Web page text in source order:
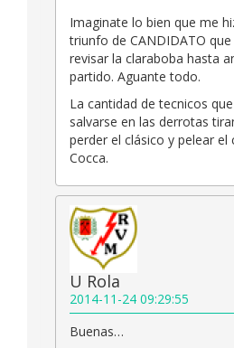
Imaginate lo bien que me
triunfo de CANDIDATO
revisar la claraboba hasta
partido. Aguante todo.
La cantidad de tecnicos
salvarse en las derrotas
perder el clásico y pelear el
Cocca.
U Rola
2014-11-24 09:29:55
Buenas…